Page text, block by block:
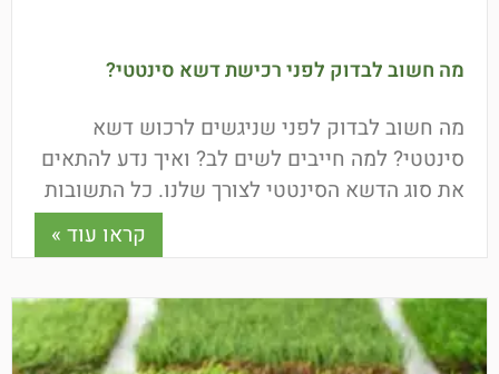
מה חשוב לבדוק לפני רכישת דשא סינטטי?
מה חשוב לבדוק לפני שניגשים לרכוש דשא
סינטטי? למה חייבים לשים לב? ואיך נדע להתאים
את סוג הדשא הסינטטי לצורך שלנו. כל התשובות
קראו עוד »